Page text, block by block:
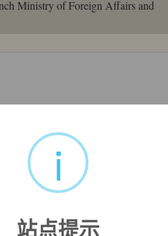
Ministry of Foreign Affairs and
i
站点提示